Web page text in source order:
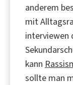
anderem
mit
interviewen
kann
sollte man